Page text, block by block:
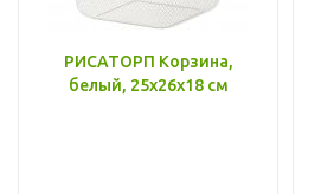
РИСАТОРП Корзина,
белый, 25x26x18 см